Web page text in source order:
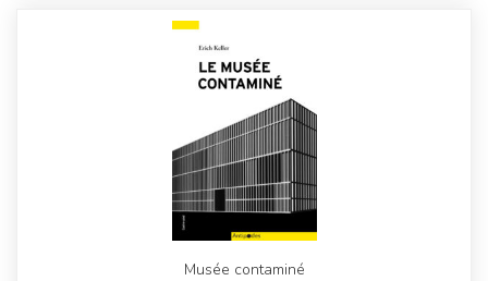
Musée contaminé